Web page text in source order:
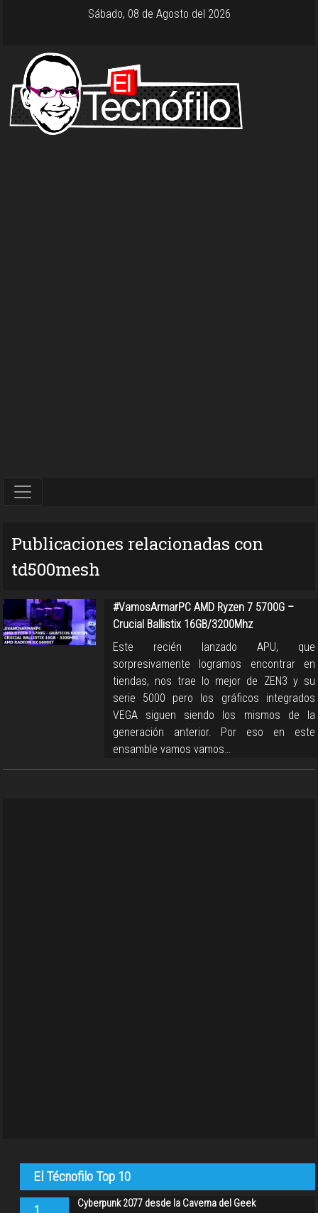
Sábado, 08 de Agosto del 2026
Publicaciones relacionadas con
td500mesh
#VamosArmarPC AMD Ryzen 7 5700G –
Crucial Ballistix 16GB/3200Mhz
Este recién lanzado APU, que
sorpresivamente logramos encontrar en
tiendas, nos trae lo mejor de ZEN3 y su
serie 5000 pero los gráficos integrados
VEGA siguen siendo los mismos de la
generación anterior. Por eso en este
ensamble vamos vamos…
El Técnofilo Top 10
Cyberpunk 2077 desde la Caverna del Geek